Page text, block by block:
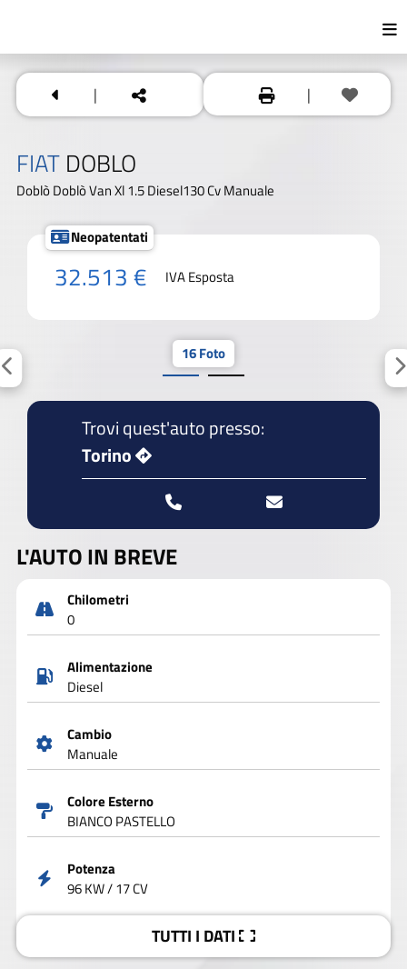
| |
FIAT DOBLO
Doblò Doblò Van Xl 1.5 Diesel130 Cv Manuale
Neopatentati
32.513 € IVA Esposta
16 Foto
Trovi quest'auto presso:
Torino
L'AUTO IN BREVE
Chilometri
0
Alimentazione
Diesel
Cambio
Manuale
Colore Esterno
BIANCO PASTELLO
Potenza
96 KW / 17 CV
TUTTI I DATI